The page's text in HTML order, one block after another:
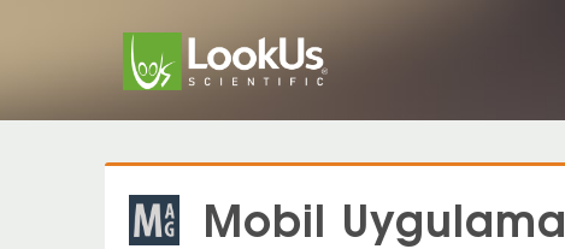
Mobil Uygulama